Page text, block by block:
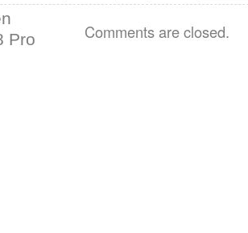
Comments are closed.